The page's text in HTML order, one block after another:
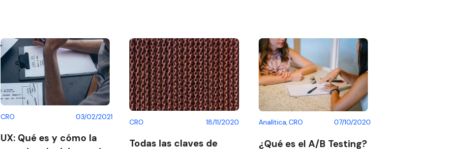
CRO 03/02/2021
UX: Qué es y cómo la
CRO 18/11/2020
Todas las claves de
Analítica,CRO 07/10/2020
¿Qué es el A/B Testing?